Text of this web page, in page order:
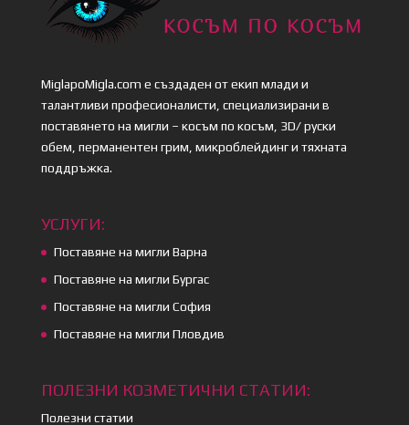
MiglapoMigla.com е създаден от екип млади и
талантливи професионалисти, специализирани в
поставянето на мигли – косъм по косъм, 3D/ руски
обем, перманентен грим, микроблейдинг и тяхната
поддръжка.
УСЛУГИ:
Поставяне на мигли Варна
Поставяне на мигли Бургас
Поставяне на мигли София
Поставяне на мигли Пловдив
ПОЛЕЗНИ КОЗМЕТИЧНИ СТАТИИ:
Полезни статии